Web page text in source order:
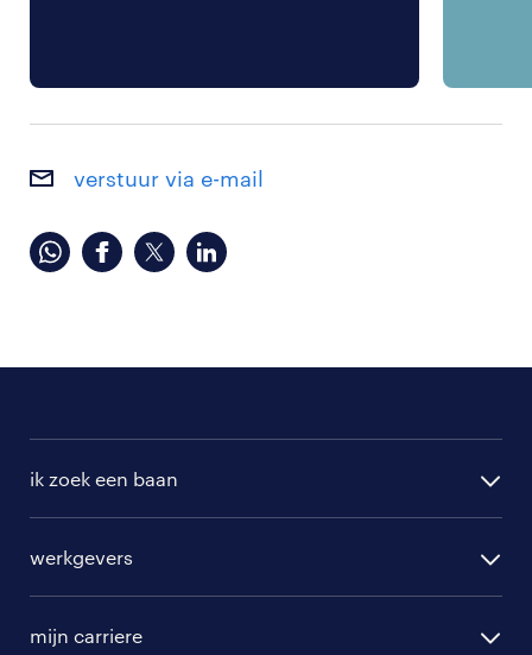
verstuur via e-mail
ik zoek een baan
randstad professional
werkgevers
mijn carriere